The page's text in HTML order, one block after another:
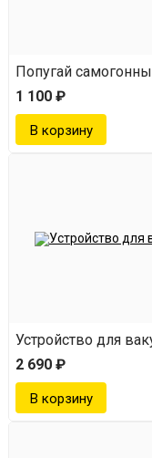
Попугай
1 100 ₽
Устройство для
2 690 ₽